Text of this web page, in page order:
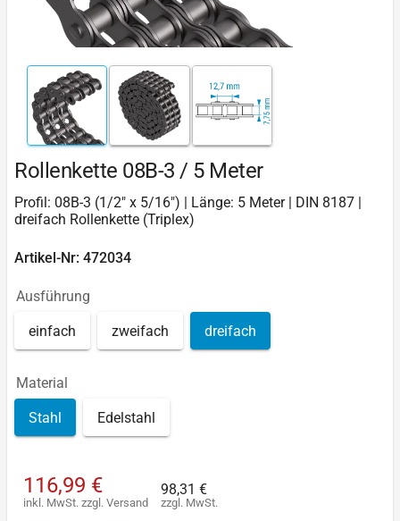
Rollenkette 08B-3 / 5 Meter
Profil: 08B-3 (1/2" x 5/16") | Länge: 5 Meter | DIN 8187 |
dreifach Rollenkette (Triplex)
Artikel-Nr: 472034
Ausführung
einfach zweifach dreifach
Material
Stahl Edelstahl
116,99 €
inkl. MwSt. zzgl. Versand
98,31 €
zzgl. MwSt.